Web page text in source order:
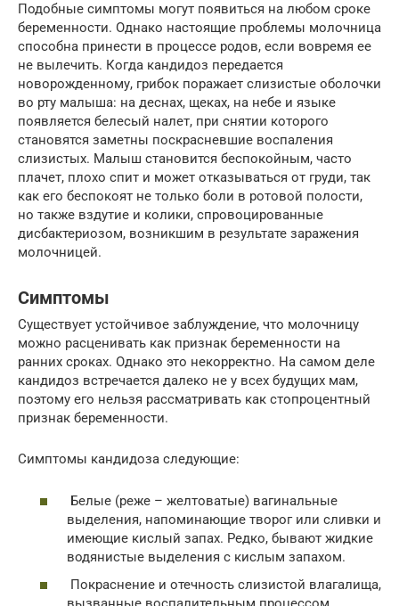
Подобные симптомы могут появиться на любом сроке
беременности. Однако настоящие проблемы молочница
способна принести в процессе родов, если вовремя ее
не вылечить. Когда кандидоз передается
новорожденному, грибок поражает слизистые оболочки
во рту малыша: на деснах, щеках, на небе и языке
появляется белесый налет, при снятии которого
становятся заметны поскрасневшие воспаления
слизистых. Малыш становится беспокойным, часто
плачет, плохо спит и может отказываться от груди, так
как его беспокоят не только боли в ротовой полости,
но также вздутие и колики, спровоцированные
дисбактериозом, возникшим в результате заражения
молочницей.
Симптомы
Существует устойчивое заблуждение, что молочницу
можно расценивать как признак беременности на
ранних сроках. Однако это некорректно. На самом деле
кандидоз встречается далеко не у всех будущих мам,
поэтому его нельзя рассматривать как стопроцентный
признак беременности.
Симптомы кандидоза следующие:
Белые (реже – желтоватые) вагинальные
выделения, напоминающие творог или сливки и
имеющие кислый запах. Редко, бывают жидкие
водянистые выделения с кислым запахом.
Покраснение и отечность слизистой влагалища,